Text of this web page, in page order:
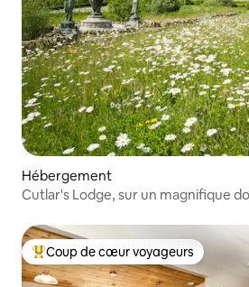
Hébergement
Cutlar's Lodge, sur un magnifique
Coups de cœur voyageurs les plus
Coup de cœur voyageurs